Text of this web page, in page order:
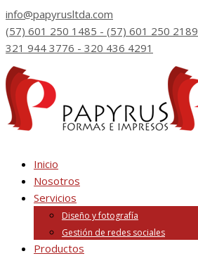
info@papyrusltda.com
(57) 601 250 1485 - (57) 601 250 2189
321 944 3776 - 320 436 4291
Inicio
Nosotros
Servicios
Diseño y fotografía
Gestión de redes sociales
Productos